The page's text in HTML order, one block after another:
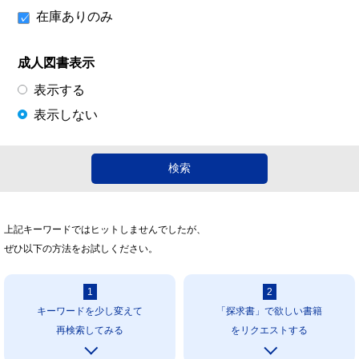
在庫ありのみ
成人図書表示
表示する
表示しない
上記キーワードではヒットしませんでしたが、
ぜひ以下の方法をお試しください。
1
キーワードを少し変えて
再検索してみる
2
「探求書」で欲しい書籍
をリクエストする